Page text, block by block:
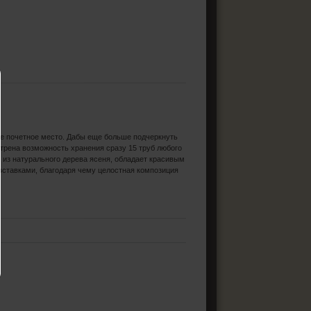
почетное место. Дабы еще больше подчеркнуть
возможность хранения сразу 15 труб любого
натурального дерева ясеня, обладает красивым
благодаря чему целостная композиция